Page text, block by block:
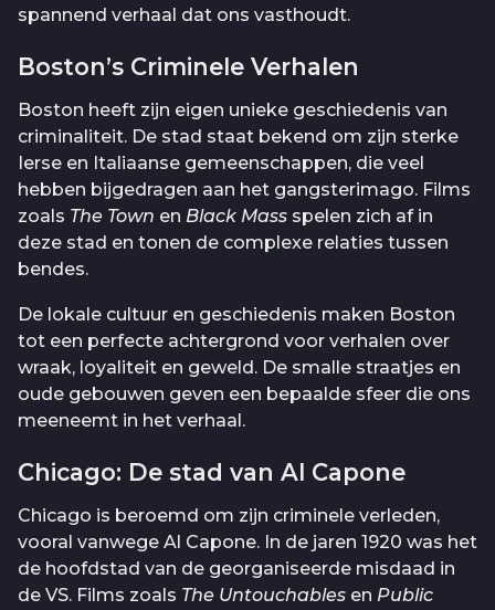
spannend verhaal dat ons vasthoudt.
Boston’s Criminele Verhalen
Boston heeft zijn eigen unieke geschiedenis van
criminaliteit. De stad staat bekend om zijn sterke
Ierse en Italiaanse gemeenschappen, die veel
hebben bijgedragen aan het gangsterimago. Films
zoals The Town en Black Mass spelen zich af in
deze stad en tonen de complexe relaties tussen
bendes.
De lokale cultuur en geschiedenis maken Boston
tot een perfecte achtergrond voor verhalen over
wraak, loyaliteit en geweld. De smalle straatjes en
oude gebouwen geven een bepaalde sfeer die ons
meeneemt in het verhaal.
Chicago: De stad van Al Capone
Chicago is beroemd om zijn criminele verleden,
vooral vanwege Al Capone. In de jaren 1920 was het
de hoofdstad van de georganiseerde misdaad in
de VS. Films zoals The Untouchables en Public